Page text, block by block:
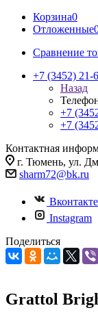
Корзина0
Отложенные
Сравнение
+7 (3452) 21-
Назад
+7
+7
Контактная
г. Тюмень, ул.
sharm72@bk.ru
Вконтакте
Instagram
Поделиться
Grattol